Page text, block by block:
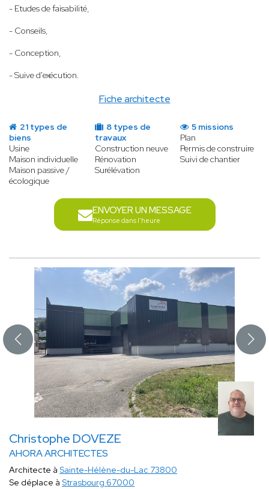
Fiche architecte
- Etudes de faisabilité,
- Conseils,
- Conception,
- Suive d'exécution.
21 types de
biens
Usine
Maison individuelle
Maison passive /
écologique
8 types de
travaux
Construction neuve
Rénovation
Surélévation
5 missions
Plan
Permis de construire
Suivi de chantier
ENVOYER UN MESSAGE
Réponse dans l'heure
Christophe DOVEZE
AHORA ARCHITECTES
Architecte à Sainte-Hélène-du-Lac 73800
Se déplace à Strasbourg 67000